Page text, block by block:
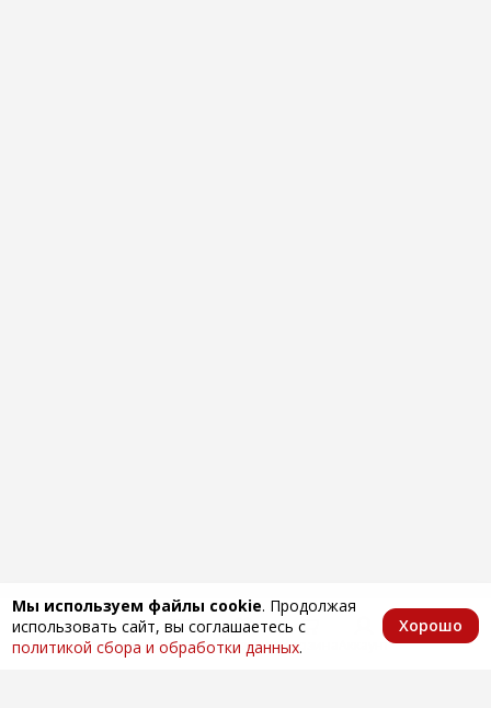
Мы используем файлы cookie. Продолжая
использовать сайт, вы соглашаетесь с
политикой сбора и обработки данных.
Хорошо
Главная КаталогИзбранноеКорзина Аккаунт